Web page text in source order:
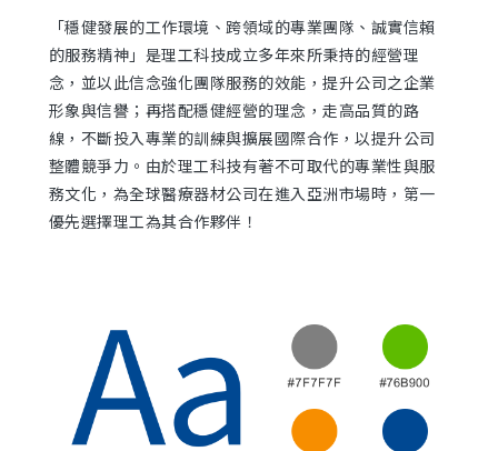
「穩健發展的工作環境、跨領域的專業團隊、誠實信賴
的服務精神」是理工科技成立多年來所秉持的經營理
念，並以此信念強化團隊服務的效能，提升公司之企業
形象與信譽；再搭配穩健經營的理念，走高品質的路
線，不斷投入專業的訓練與擴展國際合作，以提升公司
整體競爭力。由於理工科技有著不可取代的專業性與服
務文化，為全球醫療器材公司在進入亞洲市場時，第一
優先選擇理工為其合作夥伴！